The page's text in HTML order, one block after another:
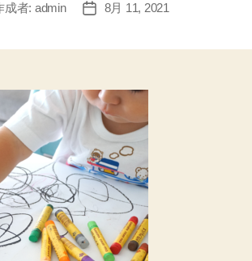
成者: admin
投 8月 11, 2021